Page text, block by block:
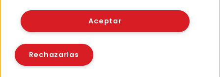
© Fundación EROSKI
Políticas de cookies
Aceptar
Rechazarlas